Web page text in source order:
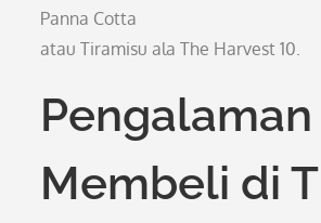
Panna Cotta
atau Tiramisu ala The Harvest 10.
Pengalaman
Membeli di